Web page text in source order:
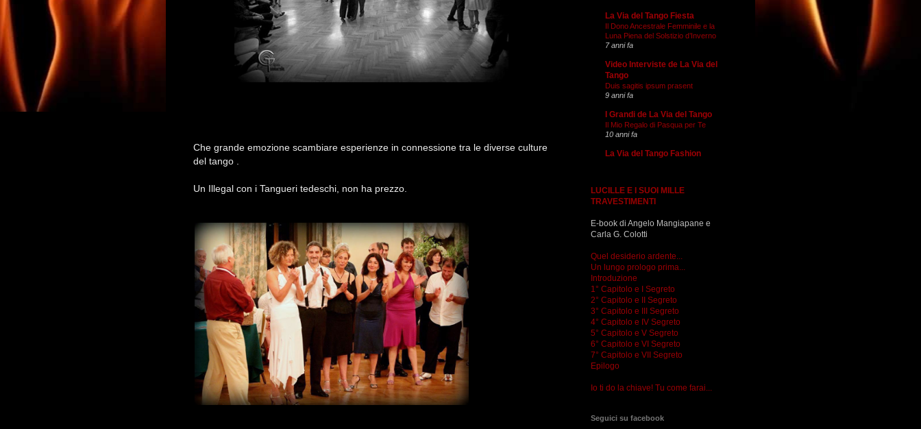
Che grande emozione scambiare esperienze in connessione tra le diverse culture
del tango .
Un Illegal con i Tangueri tedeschi, non ha prezzo.
La Via del Tango Fiesta
Il Dono Ancestrale Femminile e la
Luna Piena del Solstizio d’Inverno
7 anni fa
Video Interviste de La Via del
Tango
Duis sagitis ipsum prasent
9 anni fa
I Grandi de La Via del Tango
Il Mio Regalo di Pasqua per Te
10 anni fa
La Via del Tango Fashion
LUCILLE E I SUOI MILLE
TRAVESTIMENTI
E-book di Angelo Mangiapane e
Carla G. Colotti
Quel desiderio ardente...
Un lungo prologo prima...
Introduzione
1° Capitolo e I Segreto
2° Capitolo e II Segreto
3° Capitolo e III Segreto
4° Capitolo e IV Segreto
5° Capitolo e V Segreto
6° Capitolo e VI Segreto
7° Capitolo e VII Segreto
Epilogo
Io ti do la chiave! Tu come farai...
Seguici su facebook